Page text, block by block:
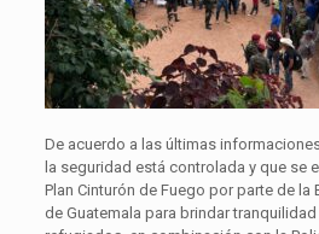
De acuerdo a las últimas
la seguridad está controlada y que se
Plan Cinturón de Fuego por parte de la
de Guatemala para brindar